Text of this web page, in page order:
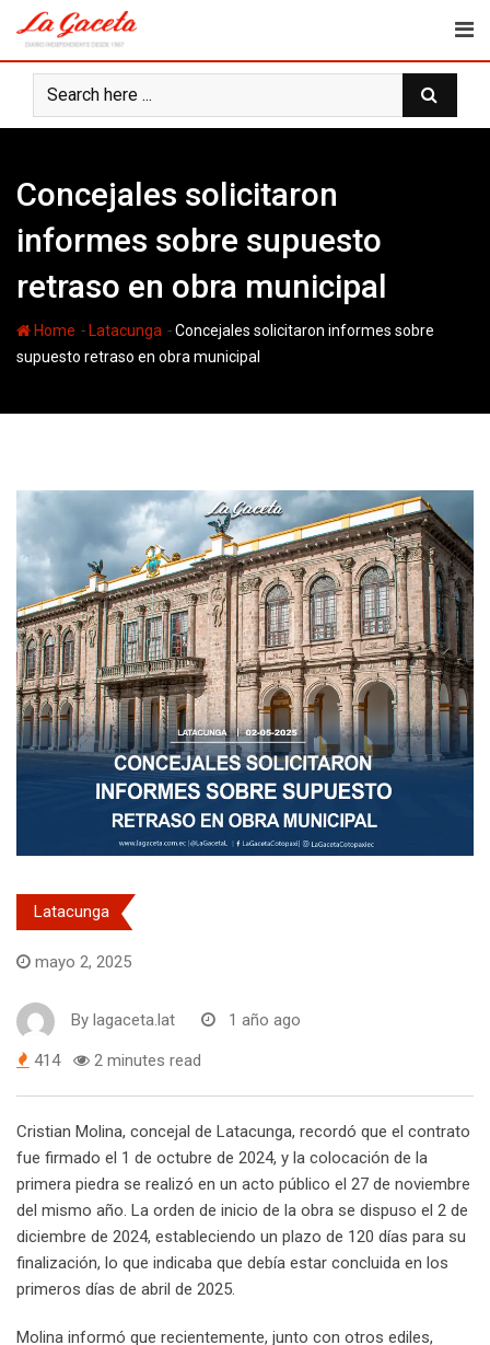
content
Concejales solicitaron
informes sobre supuesto
retraso en obra municipal
Home - Latacunga -Concejales solicitaron informes sobre
supuesto retraso en obra municipal
Latacunga
mayo 2, 2025
By lagaceta.lat 1 año ago
414 2 minutes read
Cristian Molina, concejal de Latacunga, recordó que el contrato
fue firmado el 1 de octubre de 2024, y la colocación de la
primera piedra se realizó en un acto público el 27 de noviembre
del mismo año. La orden de inicio de la obra se dispuso el 2 de
diciembre de 2024, estableciendo un plazo de 120 días para su
finalización, lo que indicaba que debía estar concluida en los
primeros días de abril de 2025.
Molina informó que recientemente, junto con otros ediles,